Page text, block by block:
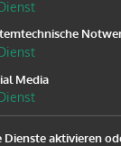
Media
Dienste aktivieren